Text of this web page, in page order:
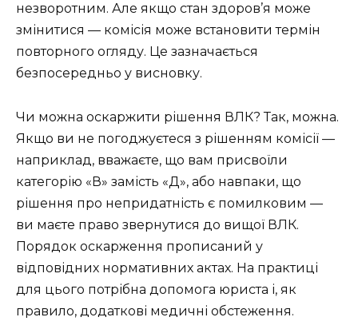
незворотним. Але якщо стан здоров’я може
змінитися — комісія може встановити термін
повторного огляду. Це зазначається
безпосередньо у висновку.
Чи можна оскаржити рішення ВЛК? Так, можна.
Якщо ви не погоджуєтеся з рішенням комісії —
наприклад, вважаєте, що вам присвоїли
категорію «В» замість «Д», або навпаки, що
рішення про непридатність є помилковим —
ви маєте право звернутися до вищої ВЛК.
Порядок оскарження прописаний у
відповідних нормативних актах. На практиці
для цього потрібна допомога юриста і, як
правило, додаткові медичні обстеження.